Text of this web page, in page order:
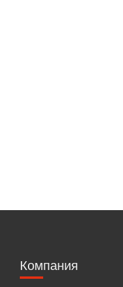
Компания